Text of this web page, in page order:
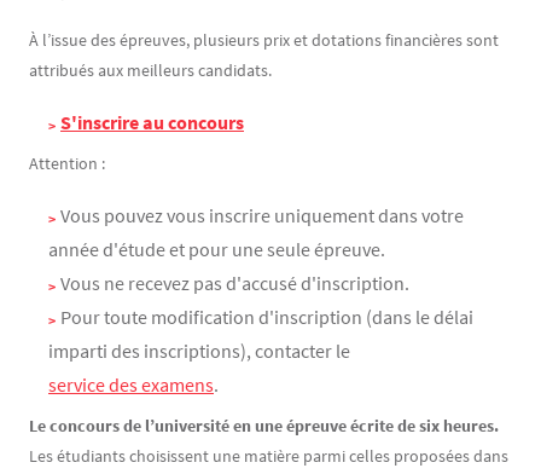
À l’issue des épreuves, plusieurs prix et dotations financières sont
attribués aux meilleurs candidats.
S'inscrire au concours
Attention :
Vous pouvez vous inscrire uniquement dans votre
année d'étude et pour une seule épreuve.
Vous ne recevez pas d'accusé d'inscription.
Pour toute modification d'inscription (dans le délai
imparti des inscriptions), contacter le
service des examens.
Le concours de l’université en une épreuve écrite de six heures.
Les étudiants choisissent une matière parmi celles proposées dans